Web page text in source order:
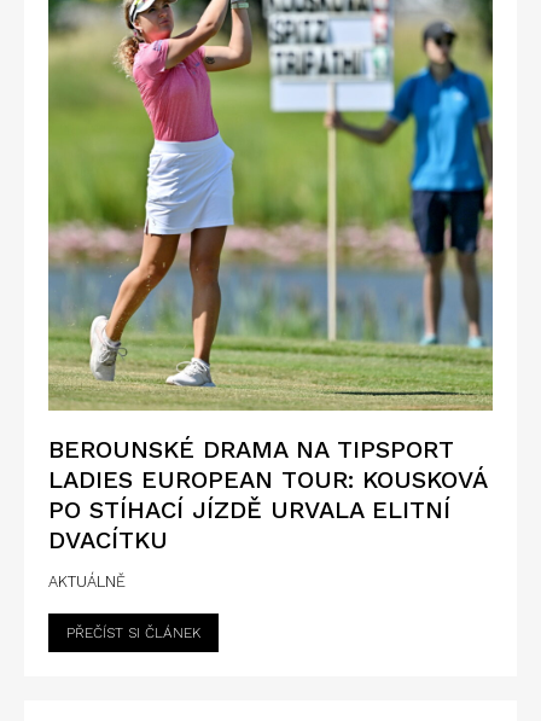
BEROUNSKÉ DRAMA NA TIPSPORT
LADIES EUROPEAN TOUR: KOUSKOVÁ
PO STÍHACÍ JÍZDĚ URVALA ELITNÍ
DVACÍTKU
AKTUÁLNĚ
PŘEČÍST SI ČLÁNEK